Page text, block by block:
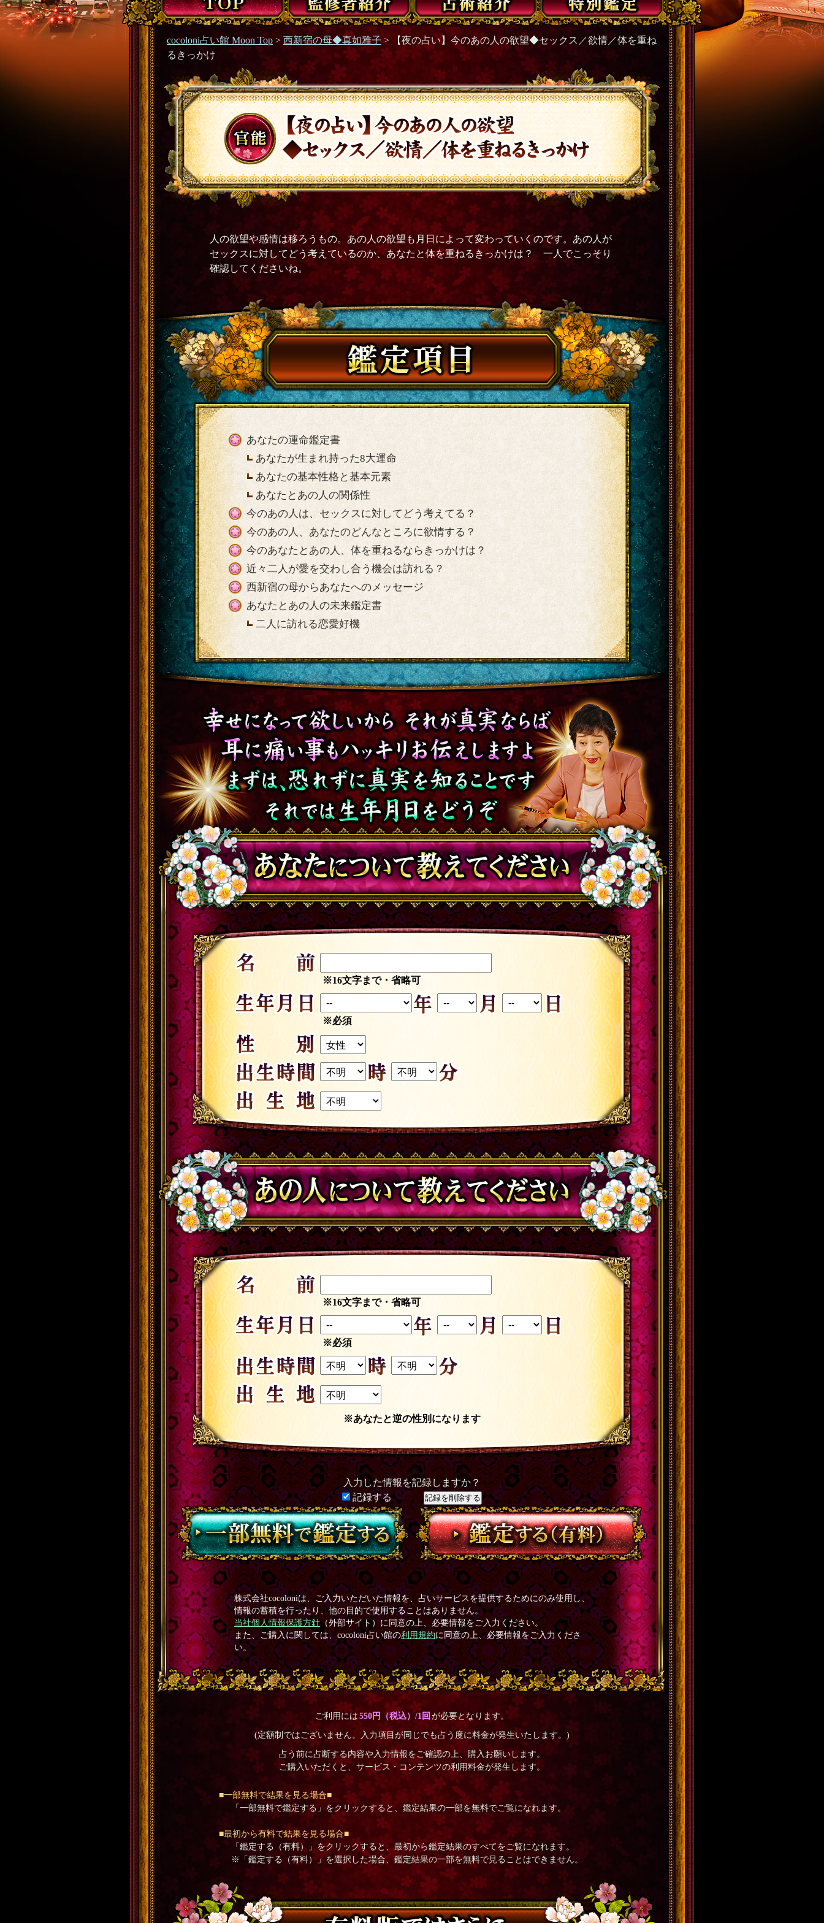
cocoloni占い館 Moon Top > 西新宿の母◆真如雅子 > 【夜の占い】今のあの人の欲望◆セックス／欲情／体を重ね
るきっかけ
人の欲望や感情は移ろうもの。あの人の欲望も月日によって変わっていくのです。あの人が
セックスに対してどう考えているのか、あなたと体を重ねるきっかけは？ 一人でこっそり
確認してくださいね。
あなたの運命鑑定書
あなたが生まれ持った8大運命
あなたの基本性格と基本元素
あなたとあの人の関係性
今のあの人は、セックスに対してどう考えてる？
今のあの人、あなたのどんなところに欲情する？
今のあなたとあの人、体を重ねるならきっかけは？
近々二人が愛を交わし合う機会は訪れる？
西新宿の母からあなたへのメッセージ
あなたとあの人の未来鑑定書
二人に訪れる恋愛好機
※16文字まで・省略可
※必須
※16文字まで・省略可
※必須
※あなたと逆の性別になります
入力した情報を記録しますか？
記録する
株式会社cocoloniは、ご入力いただいた情報を、占いサービスを提供するためにのみ使用し、
情報の蓄積を行ったり、他の目的で使用することはありません。
当社個人情報保護方針（外部サイト）に同意の上、必要情報をご入力ください。
また、ご購入に関しては、cocoloni占い館の利用規約に同意の上、必要情報をご入力くださ
い。
ご利用には550円（税込）/1回 が必要となります。
(定額制ではございません。入力項目が同じでも占う度に料金が発生いたします。)
占う前に占断する内容や入力情報をご確認の上、購入お願いします。
ご購入いただくと、サービス・コンテンツの利用料金が発生します。
■一部無料で結果を見る場合■
「一部無料で鑑定する」をクリックすると、鑑定結果の一部を無料でご覧になれます。
■最初から有料で結果を見る場合■
「鑑定する（有料）」をクリックすると、最初から鑑定結果のすべてをご覧になれます。
※「鑑定する（有料）」を選択した場合、鑑定結果の一部を無料で見ることはできません。